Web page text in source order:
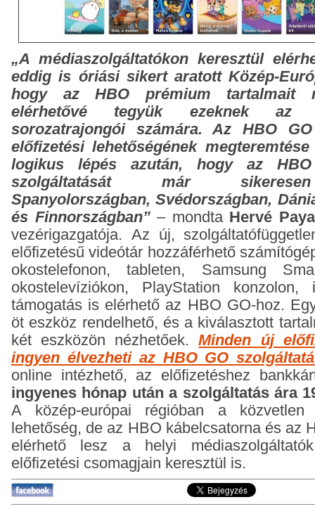
„A médiaszolgáltatókon keresztül
eddig is óriási sikert aratott Közép-
hogy az HBO prémium tartalmait
elérhetővé tegyük ezeknek az
sorozatrajongói számára. Az HBO
előfizetési lehetőségének megteremtése
logikus lépés azután, hogy az HBO
szolgáltatását már
Spanyolországban, Svédországban,
és Finnországban”– mondta Hervé
vezérigazgatója. Az új,
előfizetésű videótár hozzáférhető
okostelefonon, tableten, Samsung
okostelevíziókon, PlayStation konzolon,
támogatás is elérhető az HBO GO-hoz.
öt eszköz rendelhető, és a kiválasztott
két eszközön nézhetőek.Minden új
ingyen élvezheti az HBO GO
online intézhető, az előfizetéshez
ingyenes hónap után a szolgáltatás ára
A közép-európai régióban a
lehetőség, de az HBO kábelcsatorna és az
elérhető lesz a helyi
előfizetési csomagjain keresztül is.